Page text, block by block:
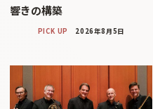
響きの構築
PICK UP 2026年8月5日